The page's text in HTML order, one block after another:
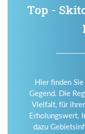
Top -
Hier finden
Gegend. Die
Vielfalt, für
Erholungswert.
dazu